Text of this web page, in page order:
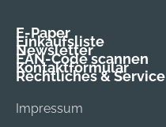
E-Paper
Einkaufsliste
Newsletter
EAN-Code scannen
Kontaktformular
Rechtliches & Service
Impressum